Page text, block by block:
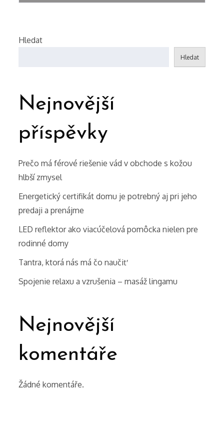
Hledat
Hledat
Nejnovější
příspěvky
Prečo má férové riešenie vád v obchode s kožou
hlbší zmysel
Energetický certifikát domu je potrebný aj pri jeho
predaji a prenájme
LED reflektor ako viacúčelová pomôcka nielen pre
rodinné domy
Tantra, ktorá nás má čo naučiť
Spojenie relaxu a vzrušenia – masáž lingamu
Nejnovější
komentáře
Žádné komentáře.